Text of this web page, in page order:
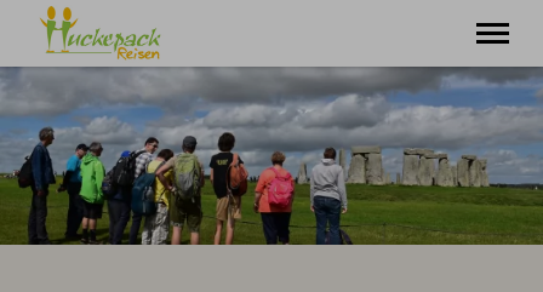
Minigruppenreisen
Individualurlaub
Tagesausflüge
Über uns
Kontakt